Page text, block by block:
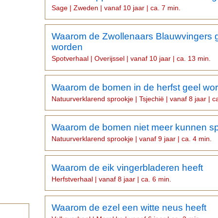
Sage | Zweden | vanaf 10 jaar | ca. 7 min.
Waarom de Zwollenaars Blauwvingers
worden
Spotverhaal | Overijssel | vanaf 10 jaar | ca. 13 min.
Waarom de bomen in de herfst geel
Natuurverklarend sprookje | Tsjechië | vanaf 8 jaar |
Waarom de bomen niet meer kunnen
Natuurverklarend sprookje | vanaf 9 jaar | ca. 4 min.
Waarom de eik vingerbladeren heeft
Herfstverhaal | vanaf 8 jaar | ca. 6 min.
Waarom de ezel een witte neus heeft